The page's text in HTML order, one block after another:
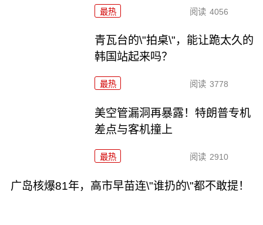
最热 阅读 4056
青瓦台的\"拍桌\"，能让跪太久的
韩国站起来吗？
最热 阅读 3778
美空管漏洞再暴露！特朗普专机
差点与客机撞上
最热 阅读 2910
广岛核爆81年，高市早苗连\"谁扔的\"都不敢提！